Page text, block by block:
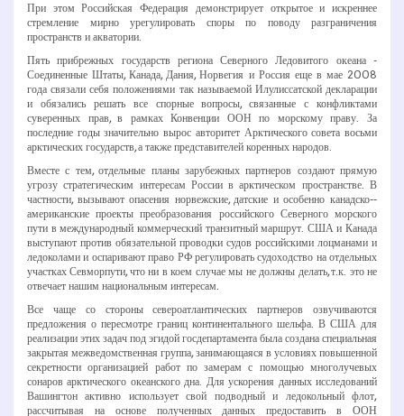
При этом Российская Федерация демонстрирует открытое и искреннее
стремление мирно урегулировать споры по поводу разграничения
пространств и акватории.
Пять прибрежных государств региона Северного Ледовитого океана ­
Соединенные Штаты, Канада, Дания, Норвегия и Россия еще в мае 2008
года связали себя положениями так называемой Илулиссатской декларации
и обязались решать все спорные вопросы, связанные с конфликтами
суверенных прав, в рамках Конвенции ООН по морскому праву. За
последние годы значительно вырос авторитет Арктического совета восьми
арктических государств, а также представителей коренных народов.
Вместе с тем, отдельные планы зарубежных партнеров создают прямую
угрозу стратегическим интересам России в арктическом пространстве. В
частности, вызывают опасения норвежские, датские и особенно канадско-­
американские проекты преобразования российского Северного морского
пути в международный коммерческий транзитный маршрут. США и Канада
выступают против обязательной проводки судов российскими лоцманами и
ледоколами и оспаривают право РФ регулировать судоходство на отдельных
участках Севморпути, что ни в коем случае мы не должны делать, т.к. это не
отвечает нашим национальным интересам.
Все чаще со стороны североатлантических партнеров озвучиваются
предложения о пересмотре границ континентального шельфа. В США для
реализации этих задач под эгидой госдепартамента была создана специальная
закрытая межведомственная группа, занимающаяся в условиях повышенной
секретности организацией работ по замерам с помощью многолучевых
сонаров арктического океанского дна. Для ускорения данных исследований
Вашингтон активно использует свой подводный и ледокольный флот,
рассчитывая на основе полученных данных предоставить в ООН